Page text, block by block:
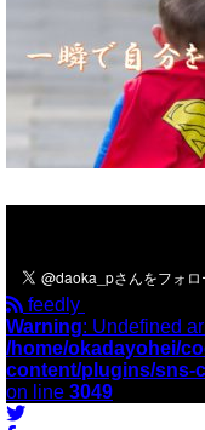
feedly
Warning: Undefined
/home/okadayohei/
content/plugins/sns-
on line 3049